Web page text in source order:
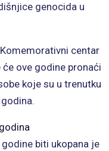
genocida u
centar
ove godine pronaći
koje su u trenutku
biti ukopana je